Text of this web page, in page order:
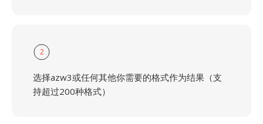
2
选择azw3或任何其他你需要的格式作为结果（支
持超过200种格式）